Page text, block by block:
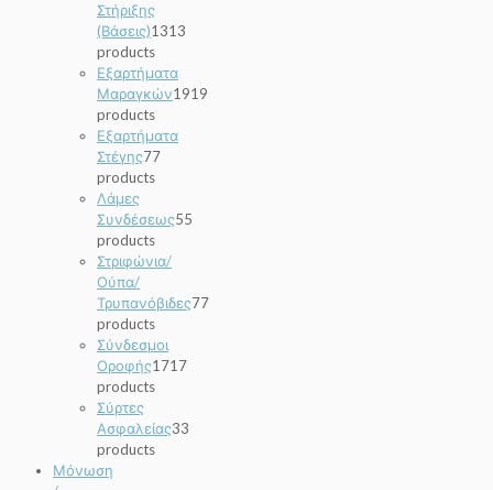
Στήριξης
(Βάσεις)1313
products
Εξαρτήματα
Μαραγκών1919
products
Εξαρτήματα
Στέγης77
products
Λάμες
Συνδέσεως55
products
Στριφώνια/
Ούπα/
Τρυπανόβιδες77
products
Σύνδεσμοι
Οροφής1717
products
Σύρτες
Ασφαλείας33
products
Μόνωση